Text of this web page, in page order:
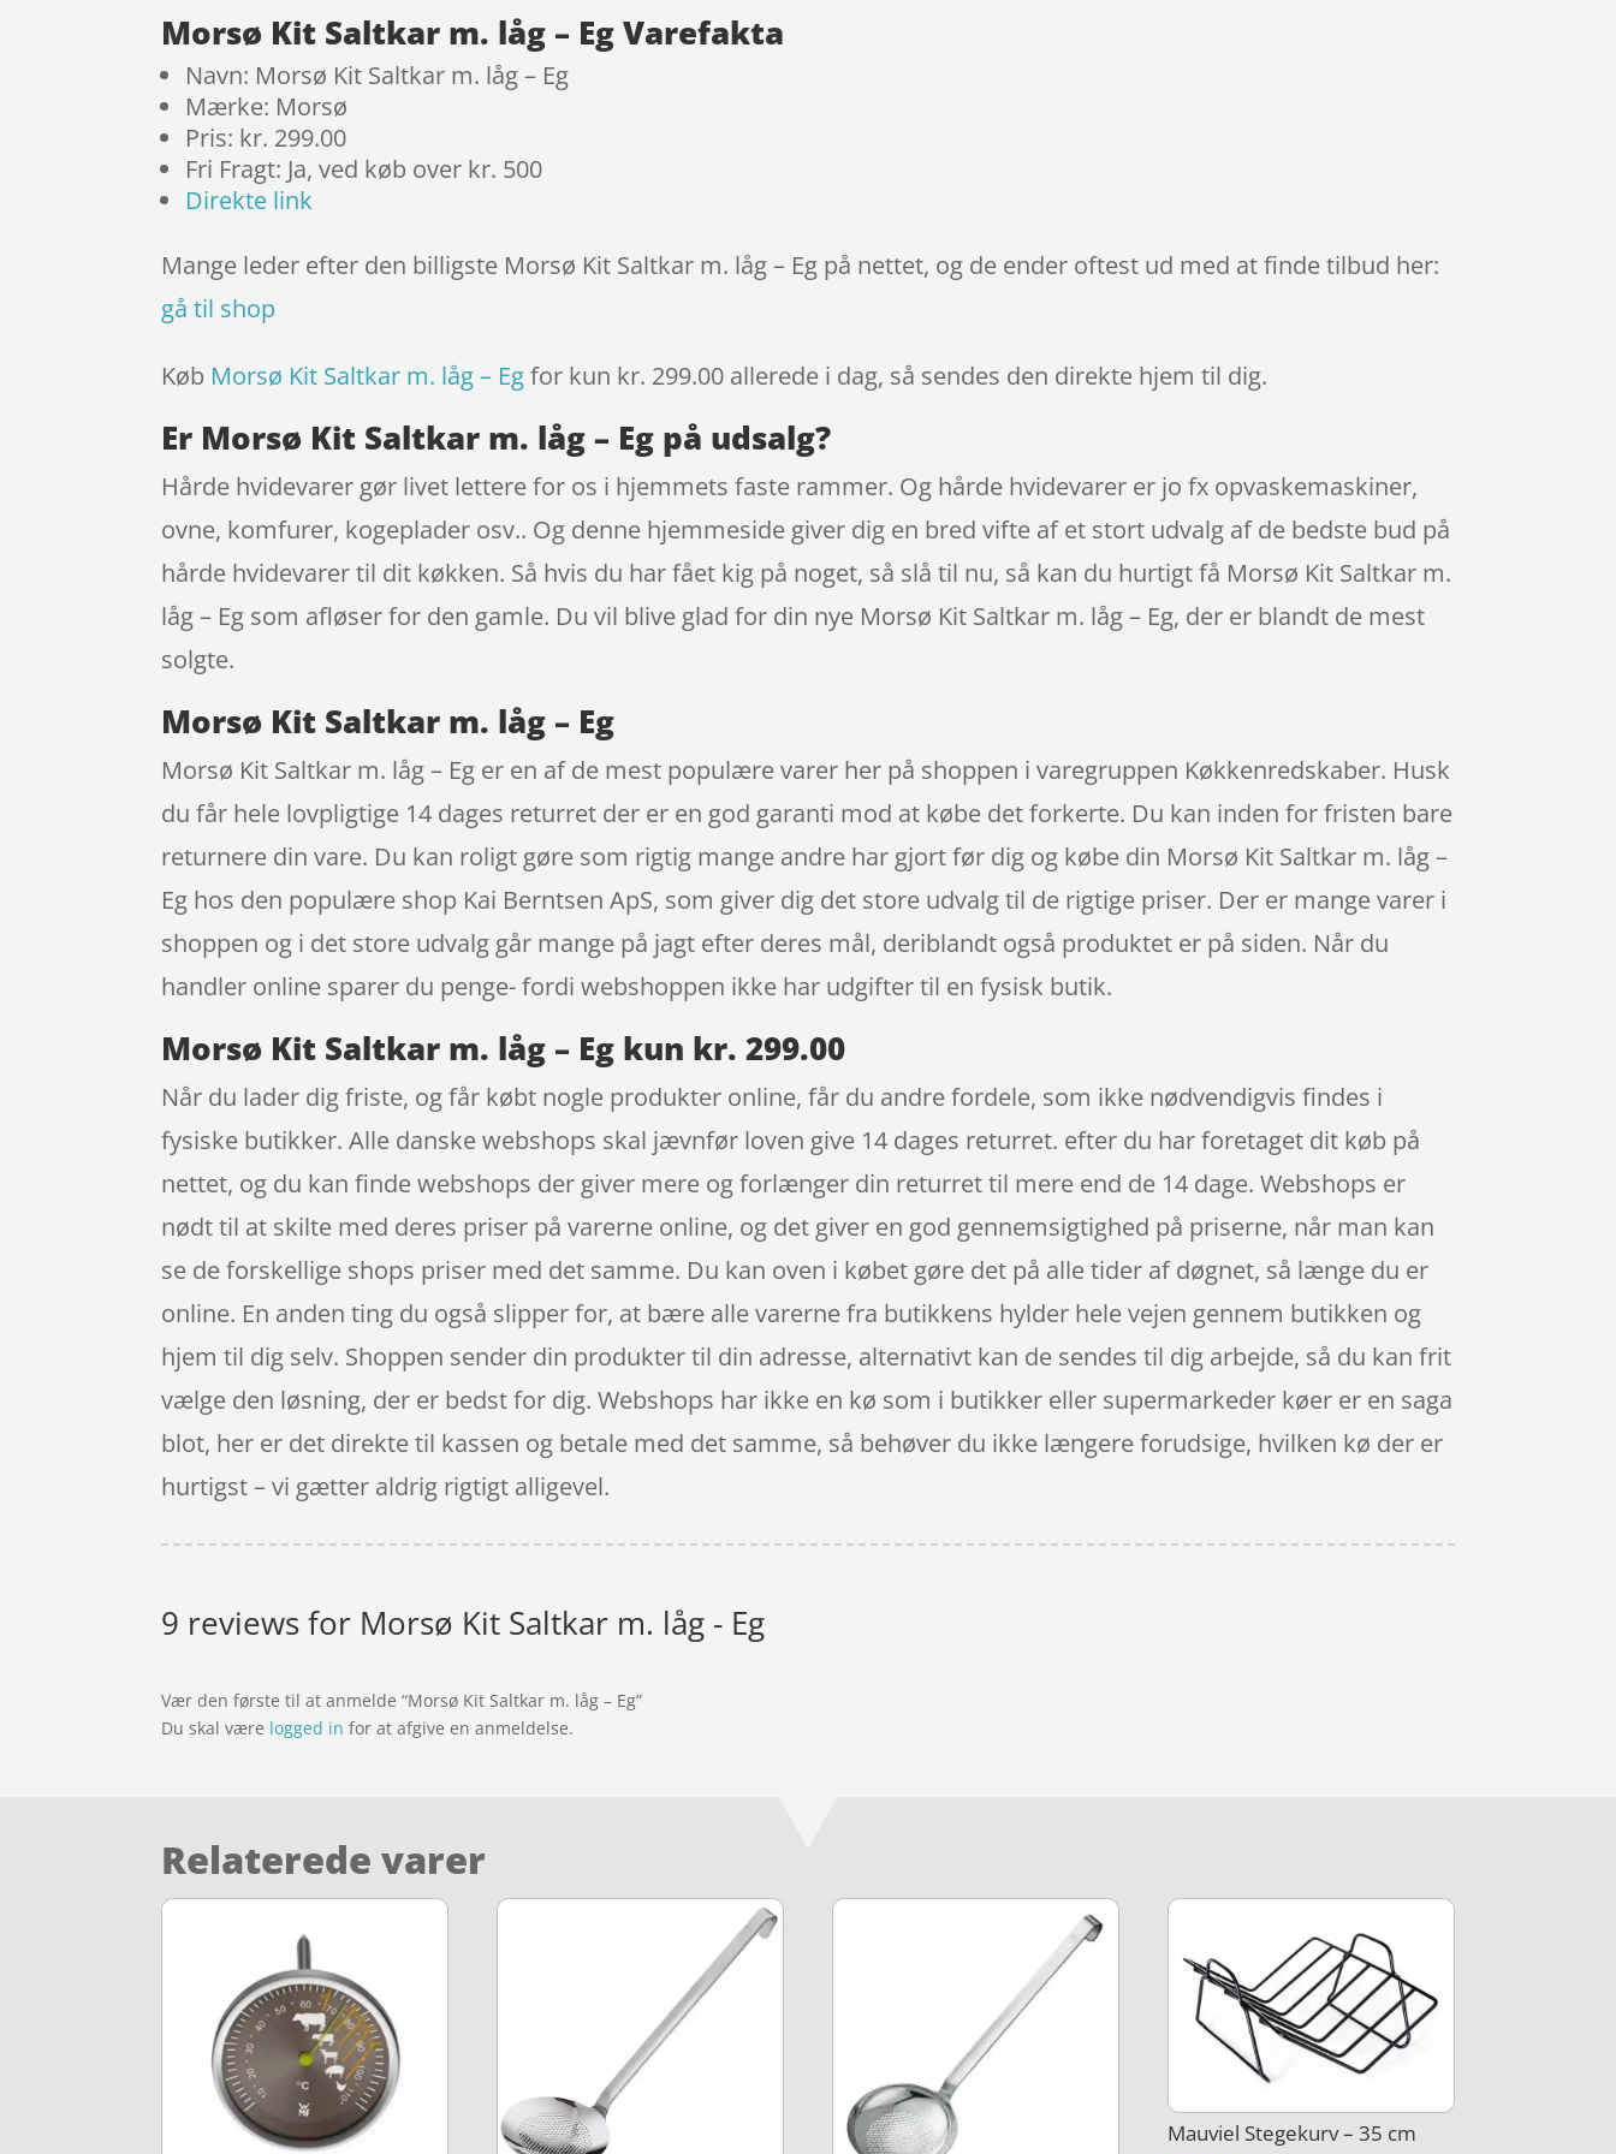
Morsø Kit Saltkar m. låg – Eg Varefakta
Navn: Morsø Kit Saltkar m. låg – Eg
Mærke: Morsø
Pris: kr. 299.00
Fri Fragt: Ja, ved køb over kr. 500
Direkte link
Mange leder efter den billigste Morsø Kit Saltkar m. låg – Eg på nettet, og de ender oftest ud med at finde tilbud her:
gå til shop
Køb Morsø Kit Saltkar m. låg – Egfor kun kr. 299.00 allerede i dag, så sendes den direkte hjem til dig.
Er Morsø Kit Saltkar m. låg – Eg på udsalg?
Hårde hvidevarer gør livet lettere for os i hjemmets faste rammer. Og hårde hvidevarer er jo fx opvaskemaskiner,
ovne, komfurer, kogeplader osv.. Og denne hjemmeside giver dig en bred vifte af et stort udvalg af de bedste bud på
hårde hvidevarer til dit køkken. Så hvis du har fået kig på noget, så slå til nu, så kan du hurtigt få Morsø Kit Saltkar m.
låg – Eg som afløser for den gamle. Du vil blive glad for din nye Morsø Kit Saltkar m. låg – Eg, der er blandt de mest
solgte.
Morsø Kit Saltkar m. låg – Eg
Morsø Kit Saltkar m. låg – Eg er en af de mest populære varer her på shoppen i varegruppen Køkkenredskaber. Husk
du får hele lovpligtige 14 dages returret der er en god garanti mod at købe det forkerte. Du kan inden for fristen bare
returnere din vare. Du kan roligt gøre som rigtig mange andre har gjort før dig og købe din Morsø Kit Saltkar m. låg –
Eg hos den populære shop Kai Berntsen ApS, som giver dig det store udvalg til de rigtige priser. Der er mange varer i
shoppen og i det store udvalg går mange på jagt efter deres mål, deriblandt også produktet er på siden. Når du
handler online sparer du penge- fordi webshoppen ikke har udgifter til en fysisk butik.
Morsø Kit Saltkar m. låg – Eg kun kr. 299.00
Når du lader dig friste, og får købt nogle produkter online, får du andre fordele, som ikke nødvendigvis findes i
fysiske butikker. Alle danske webshops skal jævnfør loven give 14 dages returret. efter du har foretaget dit køb på
nettet, og du kan finde webshops der giver mere og forlænger din returret til mere end de 14 dage. Webshops er
nødt til at skilte med deres priser på varerne online, og det giver en god gennemsigtighed på priserne, når man kan
se de forskellige shops priser med det samme. Du kan oven i købet gøre det på alle tider af døgnet, så længe du er
online. En anden ting du også slipper for, at bære alle varerne fra butikkens hylder hele vejen gennem butikken og
hjem til dig selv. Shoppen sender din produkter til din adresse, alternativt kan de sendes til dig arbejde, så du kan frit
vælge den løsning, der er bedst for dig. Webshops har ikke en kø som i butikker eller supermarkeder køer er en saga
blot, her er det direkte til kassen og betale med det samme, så behøver du ikke længere forudsige, hvilken kø der er
hurtigst – vi gætter aldrig rigtigt alligevel.
9 reviews for Morsø Kit Saltkar m. låg - Eg
Vær den første til at anmelde “Morsø Kit Saltkar m. låg – Eg”
Du skal være logged in for at afgive en anmeldelse.
Relaterede varer
Mauviel Stegekurv – 35 cm